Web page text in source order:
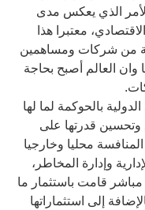
الذي يعكس مدى
معتبرا هذا
من شركات ومساهمين
العالم أصبح بحاجة
بالحوكمة لما لها
قدرتها على
محليا وخارجيا
وإدارة المخاطر،
قامت باستثمار ما
بالإضافة إلى استثماراتها